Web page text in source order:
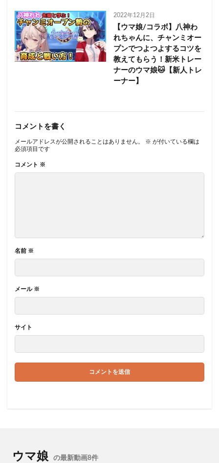
2022年12月2日
【ウマ娘/コラボ】八神わ
れちゃんに、チャンミオー
プンでつよつよするコツを
教えてもらう！新米トレー
ナーのウマ娘🐱【新人トレ
ーナー】
コメントを書く
メールアドレスが公開されることはありません。 ※ が付いている欄は
必須項目です
コメント ※
名前 ※
メール ※
サイト
ウマ娘 の最新動画8件